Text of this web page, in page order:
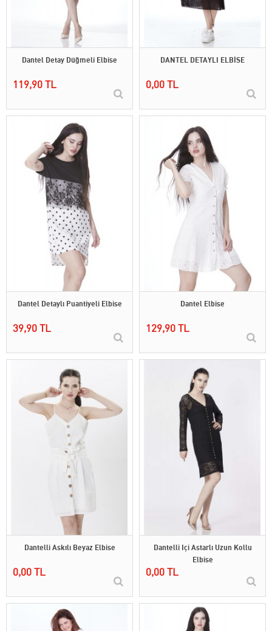
Dantel Detay Düğmeli Elbise
119,90 TL
DANTEL DETAYLI ELBİSE
0,00 TL
Dantel Detaylı Puantiyeli Elbise
39,90 TL
Dantel Elbise
129,90 TL
Dantelli Askılı Beyaz Elbise
0,00 TL
Dantelli Içi Astarlı Uzun Kollu
Elbise
0,00 TL